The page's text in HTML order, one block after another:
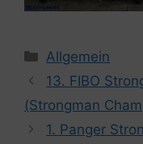
Kategorien
Allgemein
13. FIBO
(Strongman
1. Panger